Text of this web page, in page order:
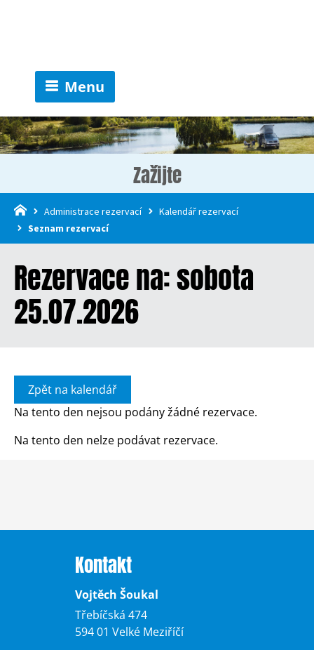
Menu
Zažijte
Administrace rezervací
Kalendář rezervací
Seznam rezervací
Rezervace na: sobota
25.07.2026
Zpět na kalendář
Na tento den nejsou podány žádné rezervace.
Na tento den nelze podávat rezervace.
Kontakt
Vojtěch Šoukal
Třebíčská 474
594 01 Velké Meziříčí